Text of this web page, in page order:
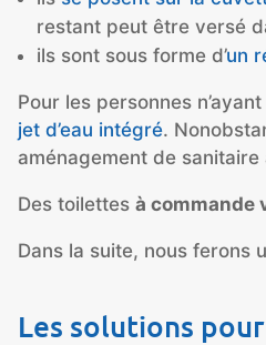
restant peut être versé
ils sont sous forme d’un
Pour les personnes
jet d’eau intégré.
aménagement de sanitaire
Des toilettes à commande
Dans la suite, nous ferons
Les solutions